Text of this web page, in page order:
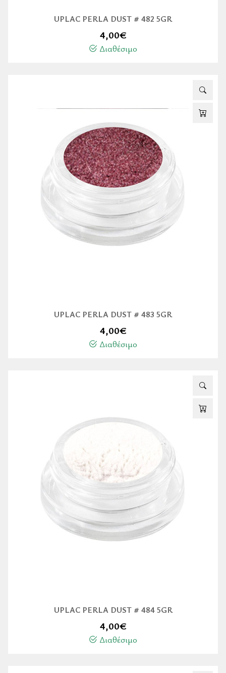
UPLAC PERLA DUST # 482 5GR
4,00€
Διαθέσιμο
UPLAC PERLA DUST # 483 5GR
4,00€
Διαθέσιμο
UPLAC PERLA DUST # 484 5GR
4,00€
Διαθέσιμο